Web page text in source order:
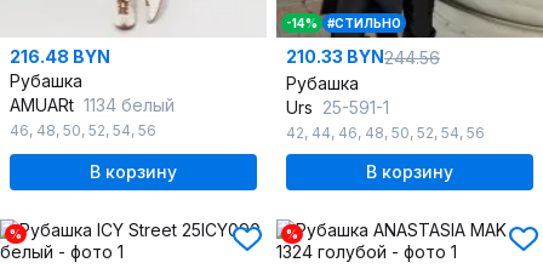
216.48 BYN
Рубашка
AMUARt 1134 белый
46, 48, 50, 52, 54, 56
В корзину
-14% #СТИЛЬНО
210.33 BYN244.56
Рубашка
Urs 25-591-1
42, 44, 46, 48, 50, 52, 54, 56
В корзину
% %